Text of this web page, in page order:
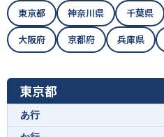
東京都 神奈川県 千葉県
大阪府
京都府 兵庫県
東京都
あ行